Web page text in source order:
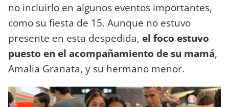
no incluirlo en algunos eventos importantes,
como su fiesta de 15. Aunque no estuvo
presente en esta despedida, el foco estuvo
puesto en el acompañamiento de su mamá,
Amalia Granata, y su hermano menor.